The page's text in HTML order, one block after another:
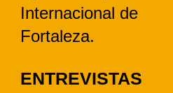
Internacional de
Fortaleza.
ENTREVISTAS